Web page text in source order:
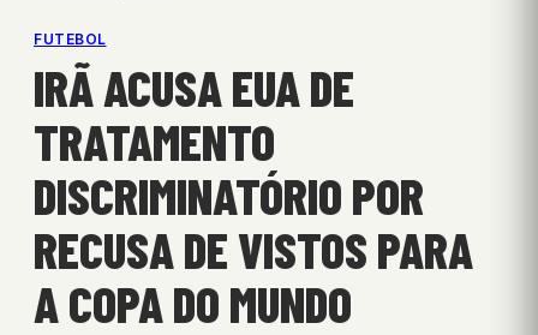
FUTEBOL
IRÃ ACUSA EUA DE
TRATAMENTO
DISCRIMINATÓRIO POR
RECUSA DE VISTOS PARA
A COPA DO MUNDO